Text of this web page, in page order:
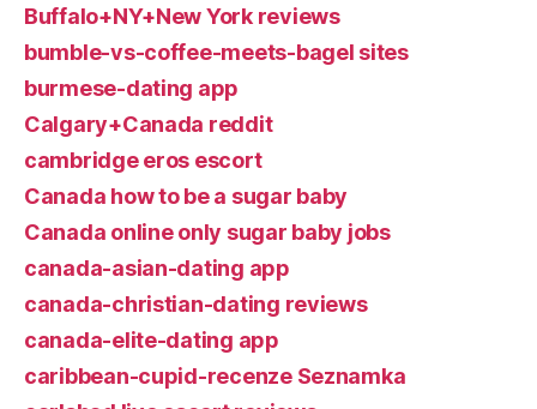
Buffalo+NY+New York reviews
bumble-vs-coffee-meets-bagel sites
burmese-dating app
Calgary+Canada reddit
cambridge eros escort
Canada how to be a sugar baby
Canada online only sugar baby jobs
canada-asian-dating app
canada-christian-dating reviews
canada-elite-dating app
caribbean-cupid-recenze Seznamka